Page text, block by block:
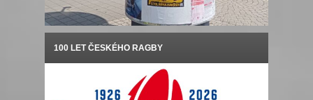
100 LET ČESKÉHO RAGBY